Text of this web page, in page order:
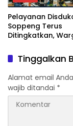
Pelayanan
Soppeng Terus
Ditingkatkan,
dan Layanan
Tinggalkan
Alamat email
wajib ditandai *